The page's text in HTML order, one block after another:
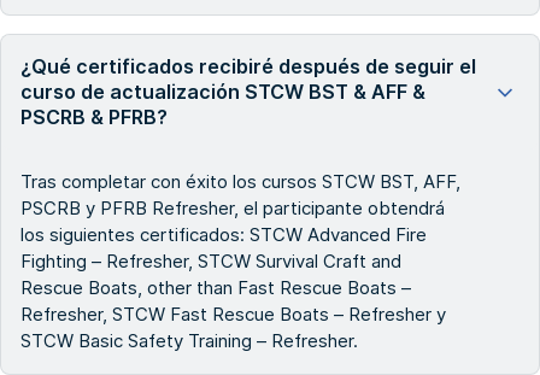
¿Qué certificados recibiré después de seguir el
curso de actualización STCW BST & AFF &
PSCRB & PFRB?
Tras completar con éxito los cursos STCW BST, AFF,
PSCRB y PFRB Refresher, el participante obtendrá
los siguientes certificados: STCW Advanced Fire
Fighting – Refresher, STCW Survival Craft and
Rescue Boats, other than Fast Rescue Boats –
Refresher, STCW Fast Rescue Boats – Refresher y
STCW Basic Safety Training – Refresher.